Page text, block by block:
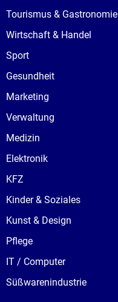
Tourismus & Gastronomie
Wirtschaft & Handel
Sport
Gesundheit
Marketing
Verwaltung
Medizin
Elektronik
KFZ
Kinder & Soziales
Kunst & Design
Pflege
IT / Computer
Süßwarenindustrie